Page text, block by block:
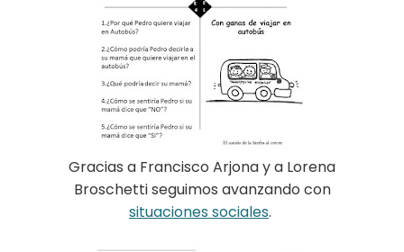
Gracias a Francisco Arjona y a Lorena
Broschetti seguimos avanzando con
situaciones sociales.